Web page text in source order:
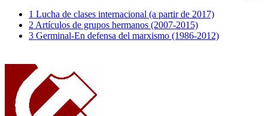
1 Lucha de clases internacional (a partir de 2017)
2 Artículos de grupos hermanos (2007-2015)
3 Germinal-En defensa del marxismo (1986-2012)